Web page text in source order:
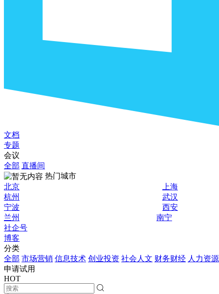
文档
专题
会议
全部 直播间
热门城市
北京
上海
杭州
武汉
宁波
西安
兰州
南宁
社企号
博客
分类
全部 市场营销 信息技术 创业投资 社会人文 财务财经 人力资源
申请试用
HOT